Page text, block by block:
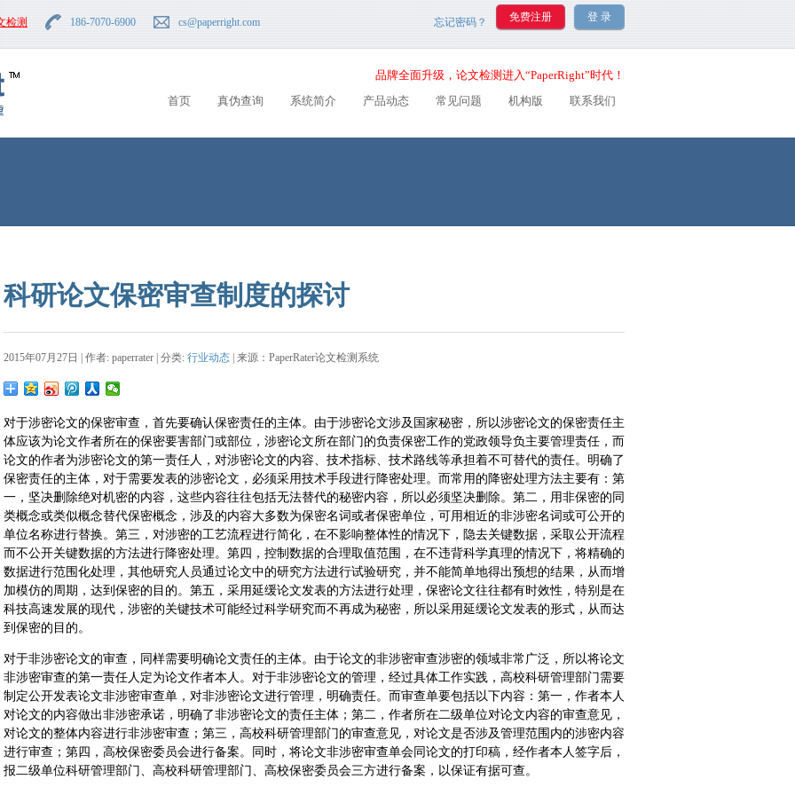
检测 186-7070-6900 cs@paperright.com 忘记密码？
品牌全面升级，论文检测进入“PaperRight”时代！
首页
真伪查询 系统简介 产品动态 常见问题 机构版 联系我们
科研论文保密审查制度的探讨
2015年07月27日 | 作者: paperrater | 分类: 行业动态 | 来源：PaperRater论文检测系统
对于涉密论文的保密审查，首先要确认保密责任的主体。由于涉密论文涉及国家秘密，所以涉密论文的保密责任主
体应该为论文作者所在的保密要害部门或部位，涉密论文所在部门的负责保密工作的党政领导负主要管理责任，而
论文的作者为涉密论文的第一责任人，对涉密论文的内容、技术指标、技术路线等承担着不可替代的责任。明确了
保密责任的主体，对于需要发表的涉密论文，必须采用技术手段进行降密处理。而常用的降密处理方法主要有：第
一，坚决删除绝对机密的内容，这些内容往往包括无法替代的秘密内容，所以必须坚决删除。第二，用非保密的同
类概念或类似概念替代保密概念，涉及的内容大多数为保密名词或者保密单位，可用相近的非涉密名词或可公开的
单位名称进行替换。第三，对涉密的工艺流程进行简化，在不影响整体性的情况下，隐去关键数据，采取公开流程
而不公开关键数据的方法进行降密处理。第四，控制数据的合理取值范围，在不违背科学真理的情况下，将精确的
数据进行范围化处理，其他研究人员通过论文中的研究方法进行试验研究，并不能简单地得出预想的结果，从而增
加模仿的周期，达到保密的目的。第五，采用延缓论文发表的方法进行处理，保密论文往往都有时效性，特别是在
科技高速发展的现代，涉密的关键技术可能经过科学研究而不再成为秘密，所以采用延缓论文发表的形式，从而达
到保密的目的。
对于非涉密论文的审查，同样需要明确论文责任的主体。由于论文的非涉密审查涉密的领域非常广泛，所以将论文
非涉密审查的第一责任人定为论文作者本人。对于非涉密论文的管理，经过具体工作实践，高校科研管理部门需要
制定公开发表论文非涉密审查单，对非涉密论文进行管理，明确责任。而审查单要包括以下内容：第一，作者本人
对论文的内容做出非涉密承诺，明确了非涉密论文的责任主体；第二，作者所在二级单位对论文内容的审查意见，
对论文的整体内容进行非涉密审查；第三，高校科研管理部门的审查意见，对论文是否涉及管理范围内的涉密内容
进行审查；第四，高校保密委员会进行备案。同时，将论文非涉密审查单会同论文的打印稿，经作者本人签字后，
报二级单位科研管理部门、高校科研管理部门、高校保密委员会三方进行备案，以保证有据可查。